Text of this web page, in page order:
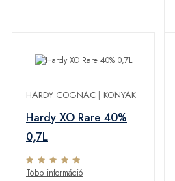
HARDY COGNAC | KONYAK
Hardy XO Rare 40%
0,7L
Több információ